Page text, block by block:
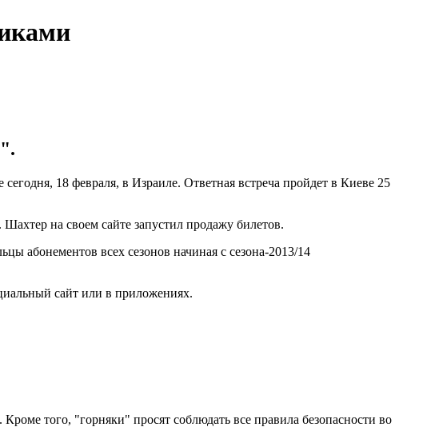
18 февраля, в Израиле. Ответная встреча пройдет в Киеве 25
на своем сайте запустил продажу билетов.
абонементов всех сезонов начиная с сезона-2013/14
сайт или в приложениях.
того, "горняки" просят соблюдать все правила безопасности во